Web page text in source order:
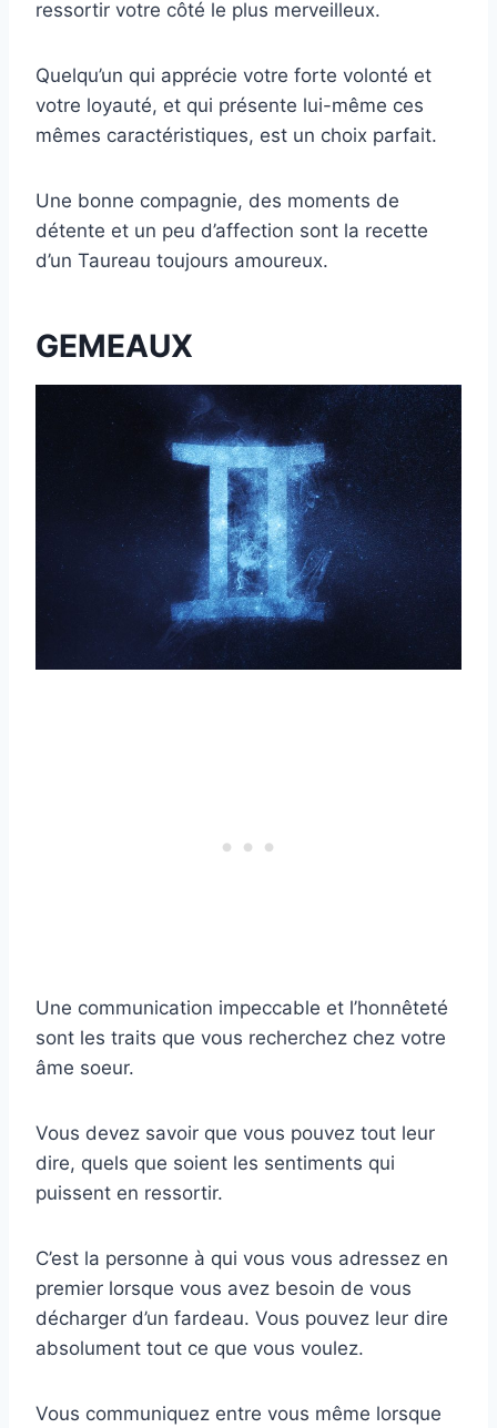
ressortir votre côté le plus merveilleux.
Quelqu’un qui apprécie votre forte volonté et
votre loyauté, et qui présente lui-même ces
mêmes caractéristiques, est un choix parfait.
Une bonne compagnie, des moments de
détente et un peu d’affection sont la recette
d’un Taureau toujours amoureux.
GEMEAUX
Une communication impeccable et l’honnêteté
sont les traits que vous recherchez chez votre
âme soeur.
Vous devez savoir que vous pouvez tout leur
dire, quels que soient les sentiments qui
puissent en ressortir.
C’est la personne à qui vous vous adressez en
premier lorsque vous avez besoin de vous
décharger d’un fardeau. Vous pouvez leur dire
absolument tout ce que vous voulez.
Vous communiquez entre vous même lorsque